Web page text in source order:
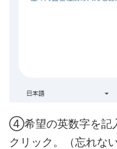
④希望の英数字を記
クリック。（忘れな